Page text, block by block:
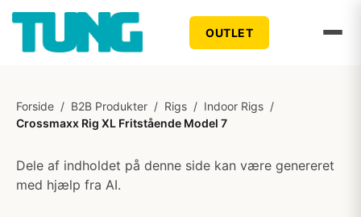
OUTLET
Forside / B2B Produkter / Rigs / Indoor Rigs /
Crossmaxx Rig XL Fritstående Model 7
Dele af indholdet på denne side kan være genereret
med hjælp fra AI.